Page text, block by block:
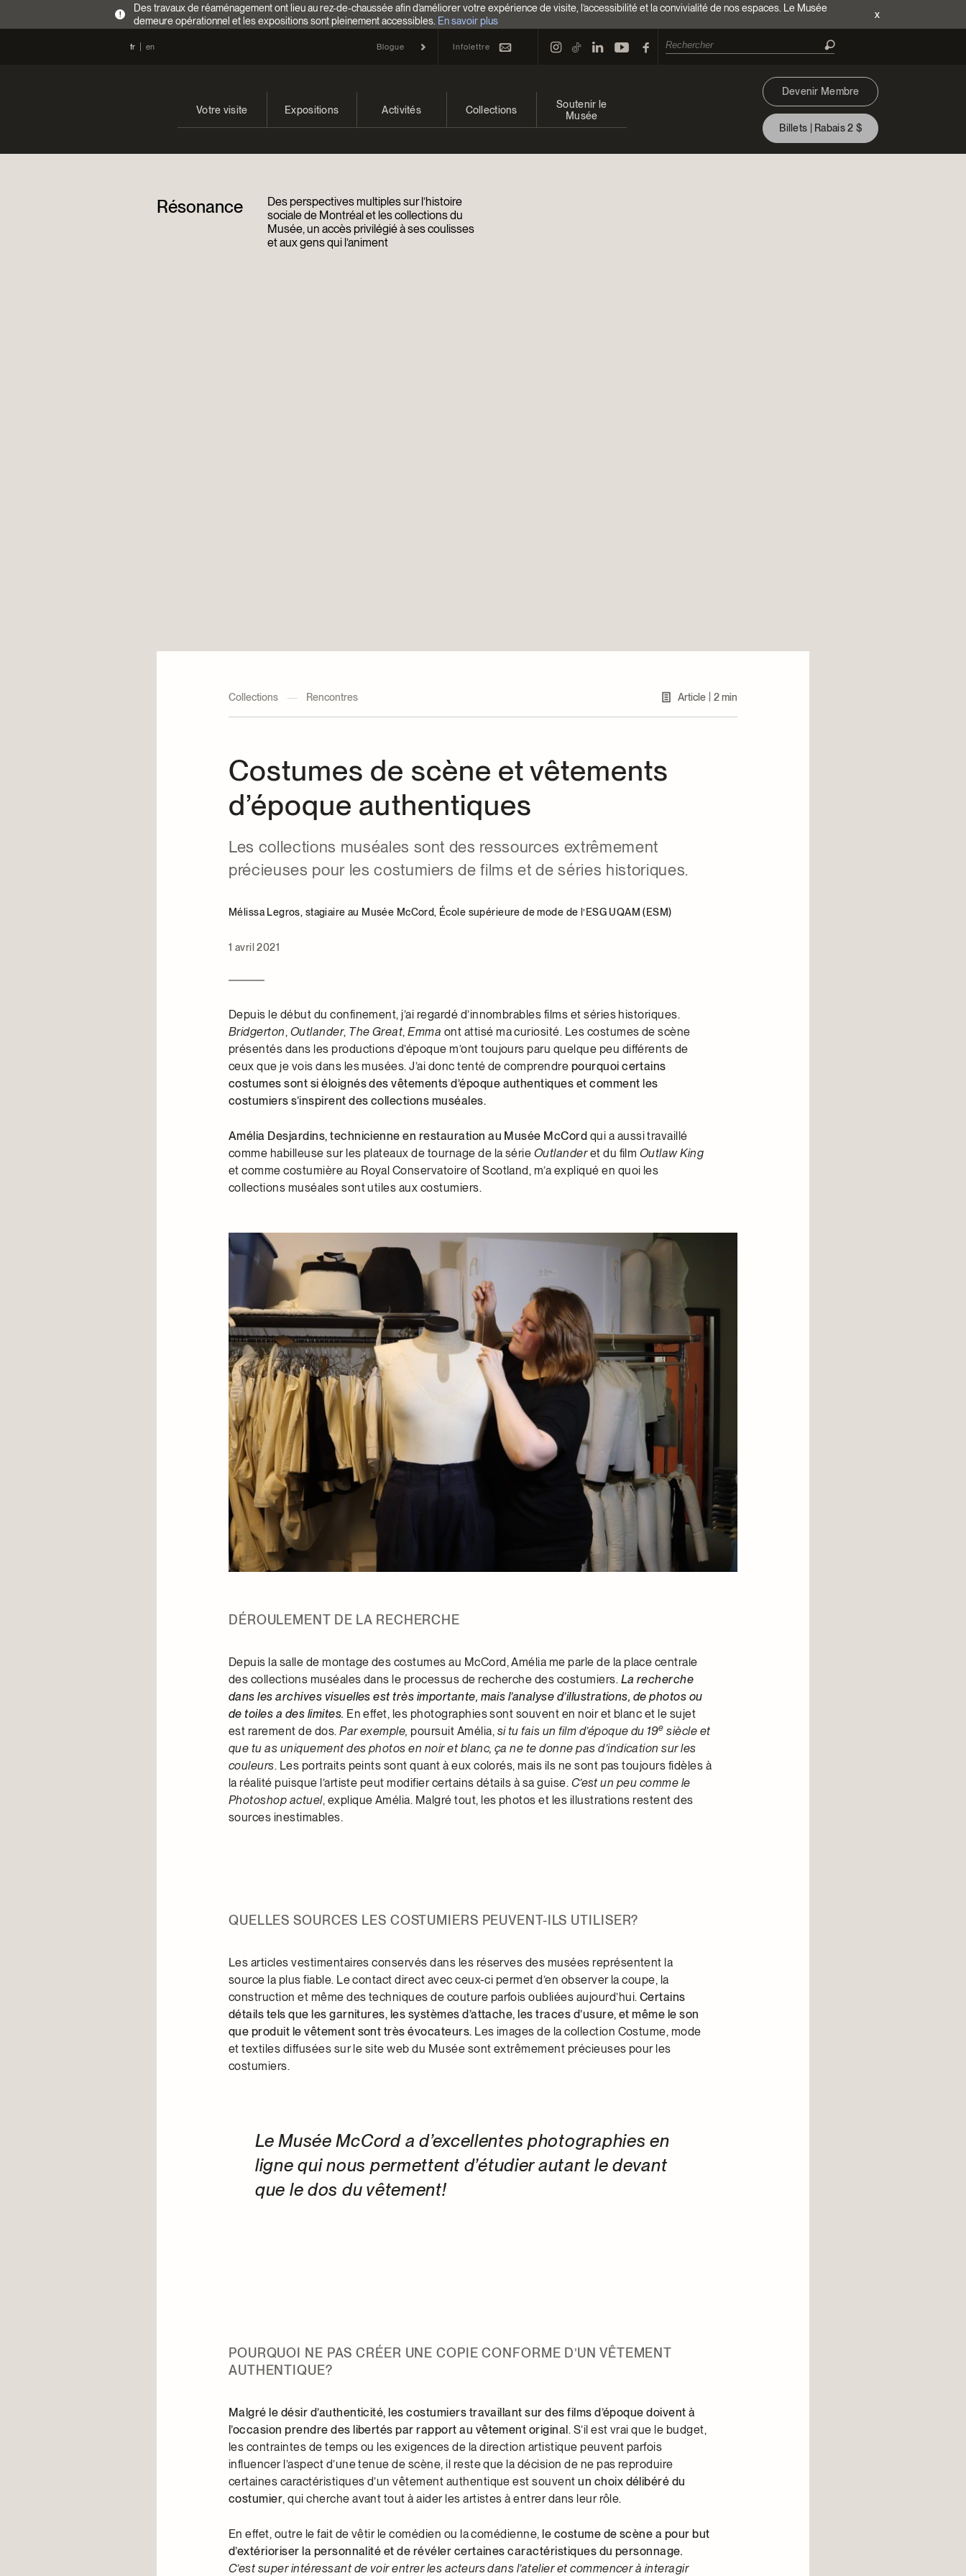
!
Des travaux de réaménagement ont lieu au rez-de-chaussée afin d’améliorer votre expérience de visite, l’accessibilité et la convivialité de nos espaces. Le Musée
demeure opérationnel et les expositions sont pleinement accessibles. En savoir plus
x
fr en Blogue Infolettre
Votre visite
Accès
Expositions Activités
Programmation Cultures autochtones
Colloques et symposiums
Collections
EncycloModeQC
Soutenir le
Musée
Devenir Membre
Billets | Rabais 2 $
Résonance
Des perspectives multiples sur l’histoire
sociale de Montréal et les collections du
Musée, un accès privilégié à ses coulisses
et aux gens qui l’animent
Collections — Rencontres Article 2 min
Costumes de scène et vêtements
d’époque authentiques
Les collections muséales sont des ressources extrêmement
précieuses pour les costumiers de films et de séries historiques.
Mélissa Legros, stagiaire au Musée McCord, École supérieure de mode de l’ESG UQAM (ESM)
1 avril 2021
Depuis le début du confinement, j’ai regardé d’innombrables films et séries historiques.
Bridgerton, Outlander, The Great,Emma ont attisé ma curiosité. Les costumes de scène
présentés dans les productions d’époque m’ont toujours paru quelque peu différents de
ceux que je vois dans les musées. J’ai donc tenté de comprendre pourquoi certains
costumes sont si éloignés des vêtements d’époque authentiques et comment les
costumiers s’inspirent des collections muséales.
Amélia Desjardins, technicienne en restauration au Musée McCord qui a aussi travaillé
comme habilleuse sur les plateaux de tournage de la série Outlanderet du film Outlaw King
et comme costumière au Royal Conservatoire of Scotland, m’a expliqué en quoi les
collections muséales sont utiles aux costumiers.
DÉROULEMENT DE LA RECHERCHE
Depuis la salle de montage des costumes au McCord, Amélia me parle de la place centrale
des collections muséales dans le processus de recherche des costumiers. La recherche
dans les archives visuelles est très importante, mais l’analyse d’illustrations, de photos ou
de toiles a des limites. En effet, les photographies sont souvent en noir et blanc et le sujet
est rarement de dos.Par exemple, poursuit Amélia, si tu fais un film d’époque du 19e siècle et
que tu as uniquement des photos en noir et blanc, ça ne te donne pas d’indication sur les
couleurs. Les portraits peints sont quant à eux colorés, mais ils ne sont pas toujours fidèles à
la réalité puisque l’artiste peut modifier certains détails à sa guise. C’est un peu comme le
Photoshop actuel, explique Amélia. Malgré tout, les photos et les illustrations restent des
sources inestimables.
QUELLES SOURCES LES COSTUMIERS PEUVENT-ILS UTILISER?
Les articles vestimentaires conservés dans les réserves des musées représentent la
source la plus fiable. Le contact direct avec ceux-ci permet d’en observer la coupe, la
construction et même des techniques de couture parfois oubliées aujourd’hui. Certains
détails tels que les garnitures, les systèmes d’attache, les traces d’usure, et même le son
que produit le vêtement sont très évocateurs. Les images de la collection Costume, mode
et textiles diffusées sur le site web du Musée sont extrêmement précieuses pour les
costumiers.
Le Musée McCord a d’excellentes photographies en
ligne qui nous permettent d’étudier autant le devant
que le dos du vêtement!
POURQUOI NE PAS CRÉER UNE COPIE CONFORME D’UN VÊTEMENT
AUTHENTIQUE?
Malgré le désir d’authenticité, les costumiers travaillant sur des films d’époque doivent à
l’occasion prendre des libertés par rapport au vêtement original. S’il est vrai que le budget,
les contraintes de temps ou les exigences de la direction artistique peuvent parfois
influencer l’aspect d’une tenue de scène, il reste que la décision de ne pas reproduire
certaines caractéristiques d’un vêtement authentique est souventun choix délibéré du
costumier, qui cherche avant tout à aider les artistes à entrer dans leur rôle.
En effet, outre le fait de vêtir le comédien ou la comédienne,le costume de scène a pour but
d’extérioriser la personnalité et de révéler certaines caractéristiques du personnage.
C’est super intéressant de voir entrer les acteurs dans l’atelier et commencer à interagir